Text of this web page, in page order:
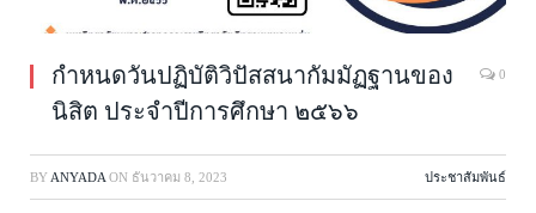
กำหนดวันปฏิบัติวิปัสสนากัมมัฏฐานของ
นิสิต ประจำปีการศึกษา ๒๕๖๖
0
BY ANYADA ON ธันวาคม 8, 2023 ประชาสัมพันธ์